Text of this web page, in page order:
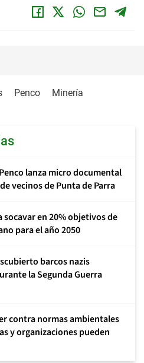
Penco Minería
lanza micro documental
vecinos de Punta de Parra
en 20% objetivos de
para el año 2050
barcos nazis
la Segunda Guerra
contra normas ambientales
y organizaciones pueden